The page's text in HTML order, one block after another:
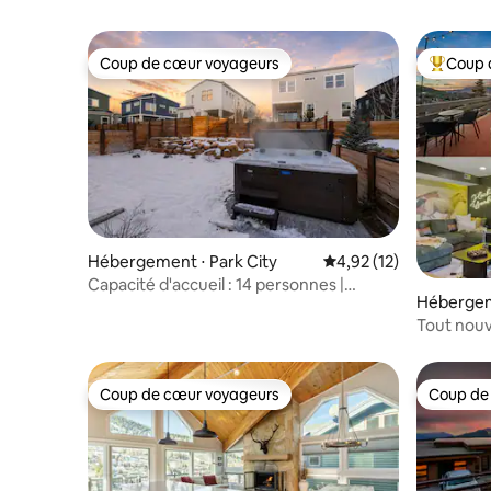
Coup de cœur voyageurs
Coup de cœur voyageurs
Hébergement ⋅ Park City Évaluation moyenne
4,92 (12)
Capacité d'accueil : 14 personnes |
Coups
Coup
Tout
Coup de cœur voyageurs
Coup de cœur voyageurs Coup
Coup